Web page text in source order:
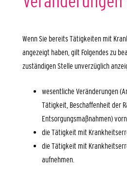
Wenn Sie bereits Tätigkeiten mit
angezeigt haben, gilt Folgendes zu
zuständigen Stelle unverzüglich
wesentliche Veränderungen
Tätigkeit, Beschaffenheit der
Entsorgungsmaßnahmen)
die Tätigkeit mit
die Tätigkeit mit
aufnehmen.